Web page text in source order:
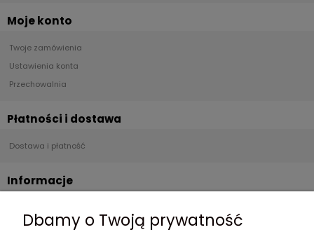
Moje konto
Twoje zamówienia
Ustawienia konta
Przechowalnia
Płatności i dostawa
Dostawa i płatność
Informacje
Polityka Prywatności
Dbamy o Twoją prywatność